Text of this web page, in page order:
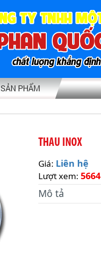
SẢN PHẨM
THAU INOX
Giá: Liên hệ
Lượt xem:5664
Mô tả